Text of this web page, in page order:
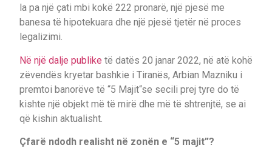
la pa një çati mbi kokë 222 pronarë, një pjesë me
banesa të hipotekuara dhe një pjesë tjetër në proces
legalizimi.
Në një dalje publike të datës 20 janar 2022, në atë kohë
zëvendës kryetar bashkie i Tiranës, Arbian Mazniku i
premtoi banorëve të “5 Majit“se secili prej tyre do të
kishte një objekt më të mirë dhe më të shtrenjtë, se ai
që kishin aktualisht.
Çfarë ndodh realisht në zonën e “5 majit”?